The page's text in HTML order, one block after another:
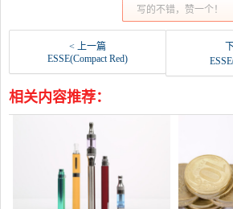
写的不错，赞一个！
< 上一篇
ESSE(Compact Red)
相关内容推荐：